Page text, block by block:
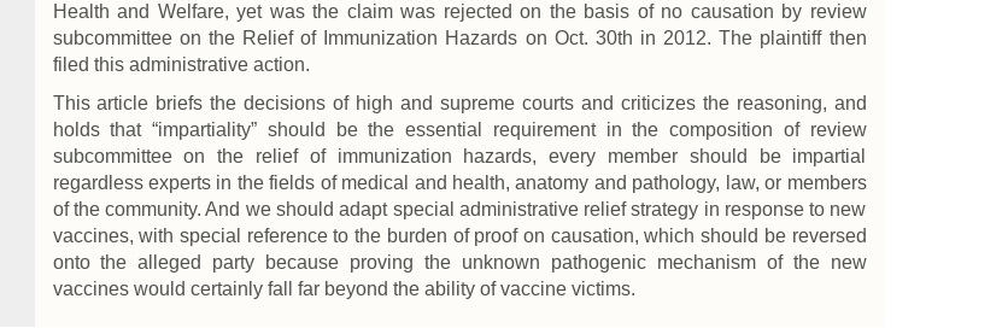
Health and Welfare, yet was the claim was rejected on the basis of no causation by review
subcommittee on the Relief of Immunization Hazards on Oct. 30th in 2012. The plaintiff then
filed this administrative action.
This article briefs the decisions of high and supreme courts and criticizes the reasoning, and
holds that “impartiality” should be the essential requirement in the composition of review
subcommittee on the relief of immunization hazards, every member should be impartial
regardless experts in the fields of medical and health, anatomy and pathology, law, or members
of the community. And we should adapt special administrative relief strategy in response to new
vaccines, with special reference to the burden of proof on causation, which should be reversed
onto the alleged party because proving the unknown pathogenic mechanism of the new
vaccines would certainly fall far beyond the ability of vaccine victims.